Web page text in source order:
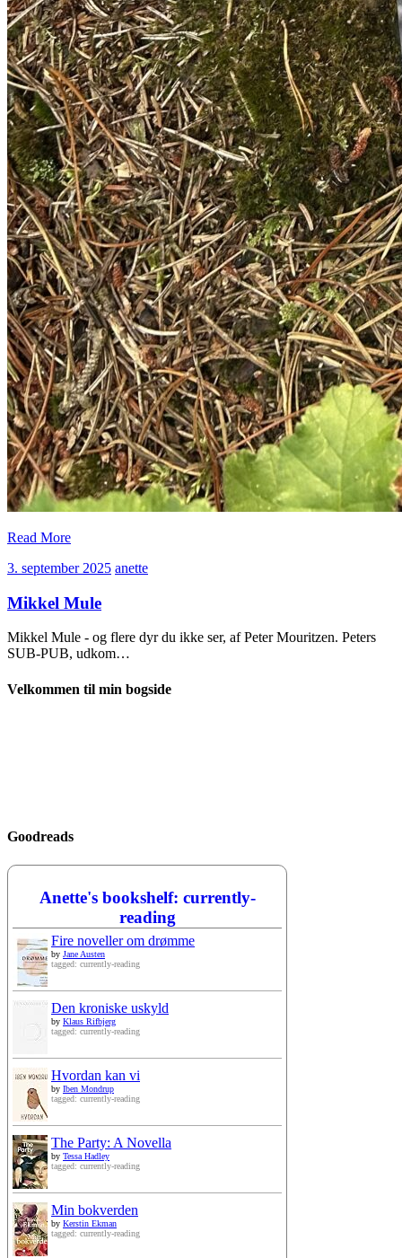
Read More
3. september 20253.anetteanette
Mikkel Mule
Mikkel Mule - og flere dyr du ikke ser, af Peter Mouritzen. Peters
SUB-PUB, udkom…
Velkommen til min bogside
Goodreads
Anette's bookshelf: currently-
reading
Fire noveller om drømme
by Jane Austen
tagged: currently-reading
Den kroniske uskyld
by Klaus Rifbjerg
tagged: currently-reading
Hvordan kan vi
by Iben Mondrup
tagged: currently-reading
The Party: A Novella
by Tessa Hadley
tagged: currently-reading
Min bokverden
by Kerstin Ekman
tagged: currently-reading